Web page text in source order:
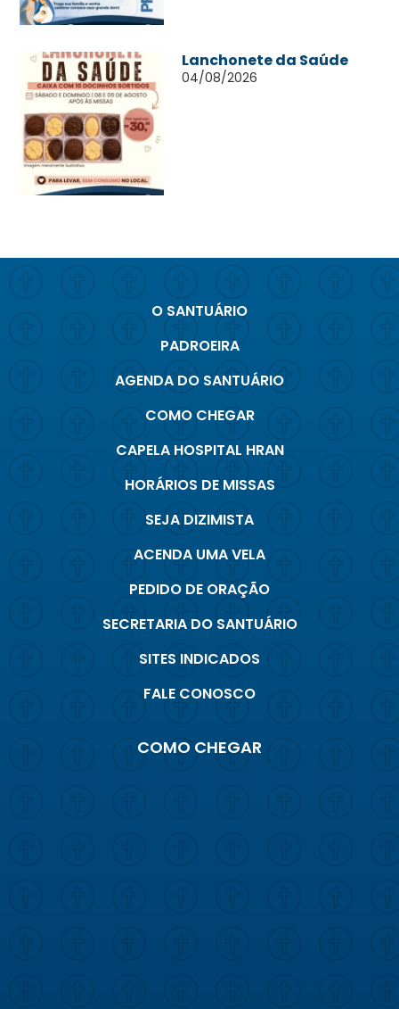
Lanchonete da Saúde
04/08/2026
O SANTUÁRIO
PADROEIRA
AGENDA DO SANTUÁRIO
COMO CHEGAR
CAPELA HOSPITAL HRAN
HORÁRIOS DE MISSAS
SEJA DIZIMISTA
ACENDA UMA VELA
PEDIDO DE ORAÇÃO
SECRETARIA DO SANTUÁRIO
SITES INDICADOS
FALE CONOSCO
COMO CHEGAR